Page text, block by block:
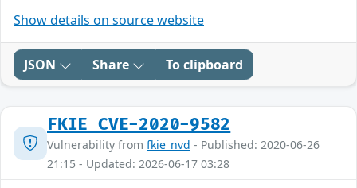
Show details on source website
JSON Share To clipboard
FKIE_CVE-2020-9582
Vulnerability from fkie_nvd - Published: 2020-06-26
21:15 - Updated: 2026-06-17 03:28